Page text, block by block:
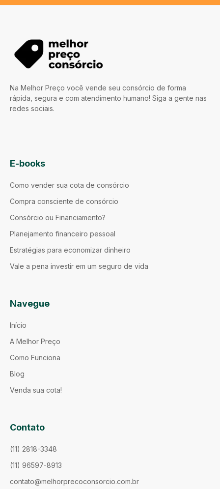
Na Melhor Preço você vende seu consórcio de forma
rápida, segura e com atendimento humano! Siga a gente nas
redes sociais.
E-books
Como vender sua cota de consórcio
Compra consciente de consórcio
Consórcio ou Financiamento?
Planejamento financeiro pessoal
Estratégias para economizar dinheiro
Vale a pena investir em um seguro de vida
Navegue
Início
A Melhor Preço
Como Funciona
Blog
Venda sua cota!
Contato
(11) 2818-3348
(11) 96597-8913
contato@melhorprecoconsorcio.com.br